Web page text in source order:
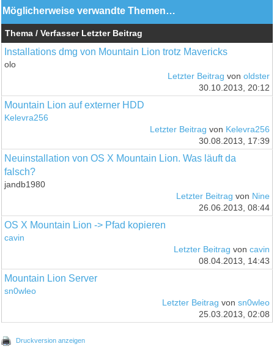
Möglicherweise verwandte Themen…
Thema / Verfasser Letzter Beitrag
Installations dmg von Mountain Lion trotz Mavericks
olo
Letzter Beitrag von oldster
30.10.2013, 20:12
Mountain Lion auf externer HDD
Kelevra256
Letzter Beitrag von Kelevra256
30.08.2013, 17:39
Neuinstallation von OS X Mountain Lion. Was läuft da
falsch?
jandb1980
Letzter Beitrag von Nine
26.06.2013, 08:44
OS X Mountain Lion -> Pfad kopieren
cavin
Letzter Beitrag von cavin
08.04.2013, 14:43
Mountain Lion Server
sn0wleo
Letzter Beitrag von sn0wleo
25.03.2013, 02:08
Druckversion anzeigen